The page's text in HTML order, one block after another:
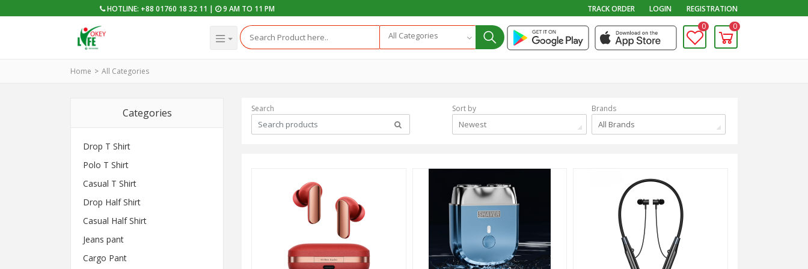
HOTLINE: +88 01760 18 32 11 | 9 AM TO 11 PM TRACK ORDER LOGIN REGISTRATION
All Categories
0 0
Home All Categories
Categories
Drop T Shirt
Polo T Shirt
Casual T Shirt
Drop Half Shirt
Casual Half Shirt
Jeans pant
Cargo Pant
Search Sort by
Newest
Brands
All Brands